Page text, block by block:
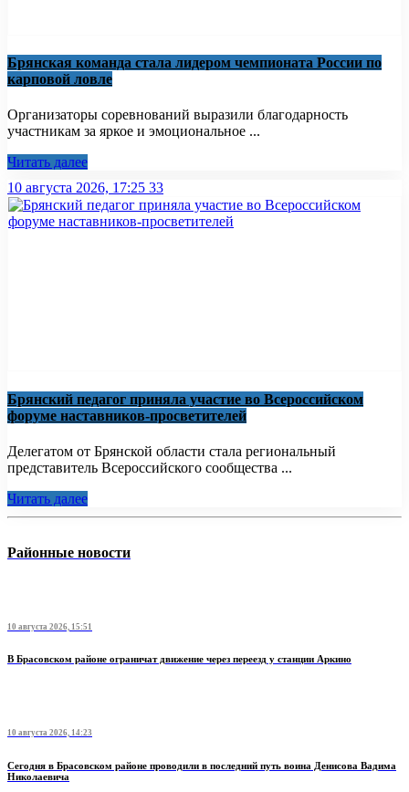
Брянская команда стала лидером чемпионата России по
карповой ловле
Организаторы соревнований выразили благодарность
участникам за яркое и эмоциональное ...
Читать далее
10 августа 2026, 17:25 33
Брянский педагог приняла участие во Всероссийском
форуме наставников-просветителей
Делегатом от Брянской области стала региональный
представитель Всероссийского сообщества ...
Читать далее
Районные новости
10 августа 2026, 15:51
В Брасовском районе ограничат движение через переезд у станции Аркино
10 августа 2026, 14:23
Сегодня в Брасовском районе проводили в последний путь воина Денисова Вадима
Николаевича